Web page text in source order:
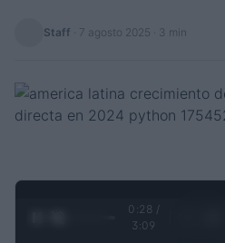
Staff 7 agosto 2025 · 3 min
0:29 /
3:09